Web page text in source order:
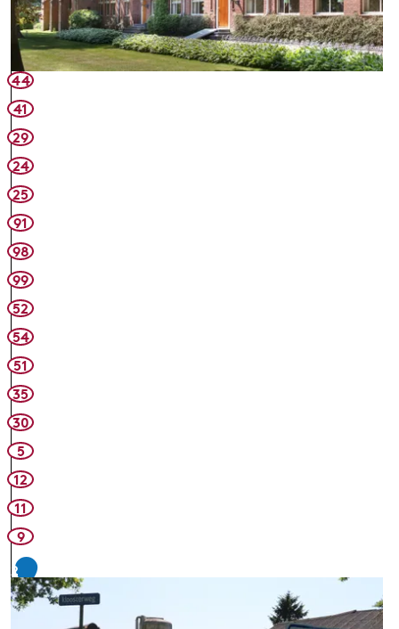
44
41
29
24
25
91
98
99
52
54
51
35
30
5
12
11
9
2